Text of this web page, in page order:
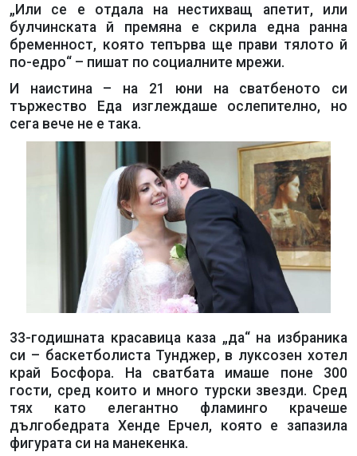
„Или се е отдала на нестихващ апетит, или
булчинската й премяна е скрила една ранна
бременност, която тепърва ще прави тялото й
по-едро“ – пишат по социалните мрежи.
И наистина – на 21 юни на сватбеното си
тържество Еда изглеждаше ослепително, но
сега вече не е така.
33-годишната красавица каза „да“ на избраника
си – баскетболиста Тунджер, в луксозен хотел
край Босфора. На сватбата имаше поне 300
гости, сред които и много турски звезди. Сред
тях като елегантно фламинго крачеше
дългобедрата Хенде Ерчел, която е запазила
фигурата си на манекенка.